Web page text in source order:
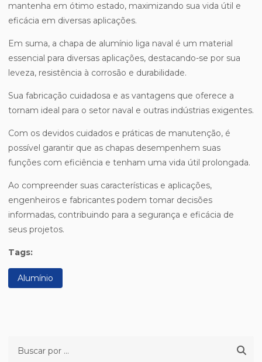
mantenha em ótimo estado, maximizando sua vida útil e
eficácia em diversas aplicações.
Em suma, a chapa de alumínio liga naval é um material
essencial para diversas aplicações, destacando-se por sua
leveza, resistência à corrosão e durabilidade.
Sua fabricação cuidadosa e as vantagens que oferece a
tornam ideal para o setor naval e outras indústrias exigentes.
Com os devidos cuidados e práticas de manutenção, é
possível garantir que as chapas desempenhem suas
funções com eficiência e tenham uma vida útil prolongada.
Ao compreender suas características e aplicações,
engenheiros e fabricantes podem tomar decisões
informadas, contribuindo para a segurança e eficácia de
seus projetos.
Tags:
Alumínio